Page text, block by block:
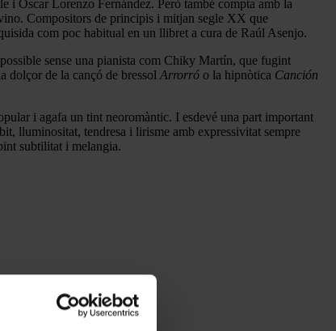
i Oscar Lorenzo Fernández. Però també compta amb la
Compositors de principis i mitjan segle XX que
com poc habitual en un llibret a cura de Raúl Asenjo.
sense una pianista com Chiky Martín, que fugint
dolçor de la cançó de bressol Arrorró o la hipnòtica Canción
i agafa un tint neoromàntic. I esdevé una part important
lluminositat, tendresa i lirisme amb expressivitat sempre
subtilitat i melangia.